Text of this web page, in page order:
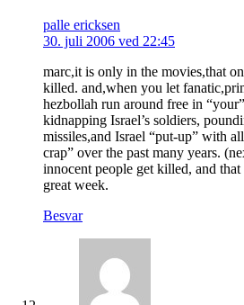
palle ericksen
30. juli 2006 ved 22:45
marc,it is only in the movies,that
killed. and,when you let
hezbollah run around free in
kidnapping Israel’s soldiers,
missiles,and Israel “put-up” with
crap” over the past many years.
innocent people get killed, and
great week.
Besvar